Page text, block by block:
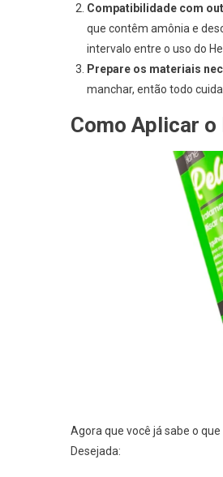
Compatibilidade com
que contêm amônia e
intervalo entre o uso do
Prepare os materiais
manchar, então todo
Como Aplicar o
Agora que você já sabe o
Desejada: